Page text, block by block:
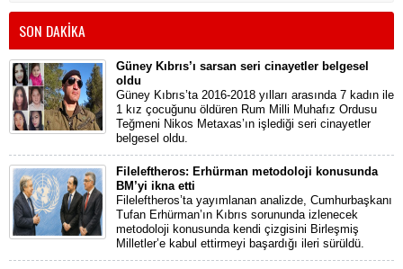
SON DAKİKA
Güney Kıbrıs’ı sarsan seri cinayetler belgesel
oldu
Güney Kıbrıs’ta 2016-2018 yılları arasında 7 kadın ile
1 kız çocuğunu öldüren Rum Milli Muhafız Ordusu
Teğmeni Nikos Metaxas’ın işlediği seri cinayetler
belgesel oldu.
Fileleftheros: Erhürman metodoloji konusunda
BM’yi ikna etti
Fileleftheros’ta yayımlanan analizde, Cumhurbaşkanı
Tufan Erhürman’ın Kıbrıs sorununda izlenecek
metodoloji konusunda kendi çizgisini Birleşmiş
Milletler’e kabul ettirmeyi başardığı ileri sürüldü.